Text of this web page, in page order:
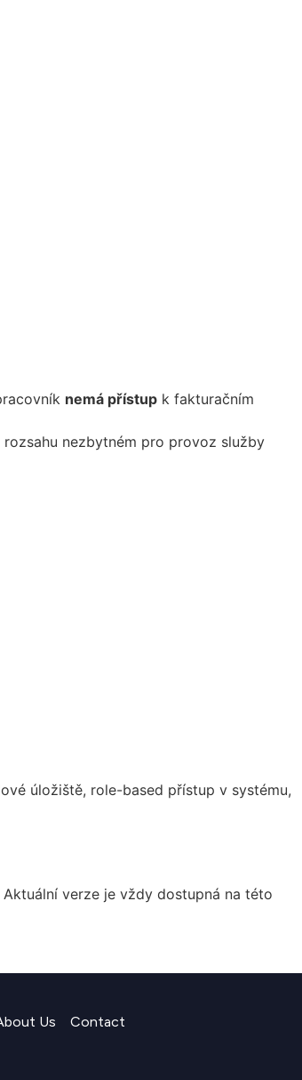
nemá přístup k fakturačním
nezbytném pro provoz služby
úložiště, role-based přístup v systému,
verze je vždy dostupná na této
Us Contact